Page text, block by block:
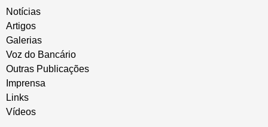
Notícias
Artigos
Galerias
Voz do Bancário
Outras Publicações
Imprensa
Links
Vídeos